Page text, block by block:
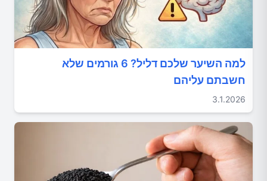
למה השיער שלכם דליל? 6 גורמים שלא
חשבתם עליהם
3.1.2026